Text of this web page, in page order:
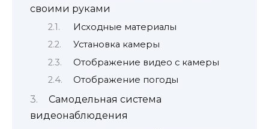
своими руками
Исходные материалы
Установка камеры
Отображение видео с камеры
Отображение погоды
Самодельная система
видеонаблюдения